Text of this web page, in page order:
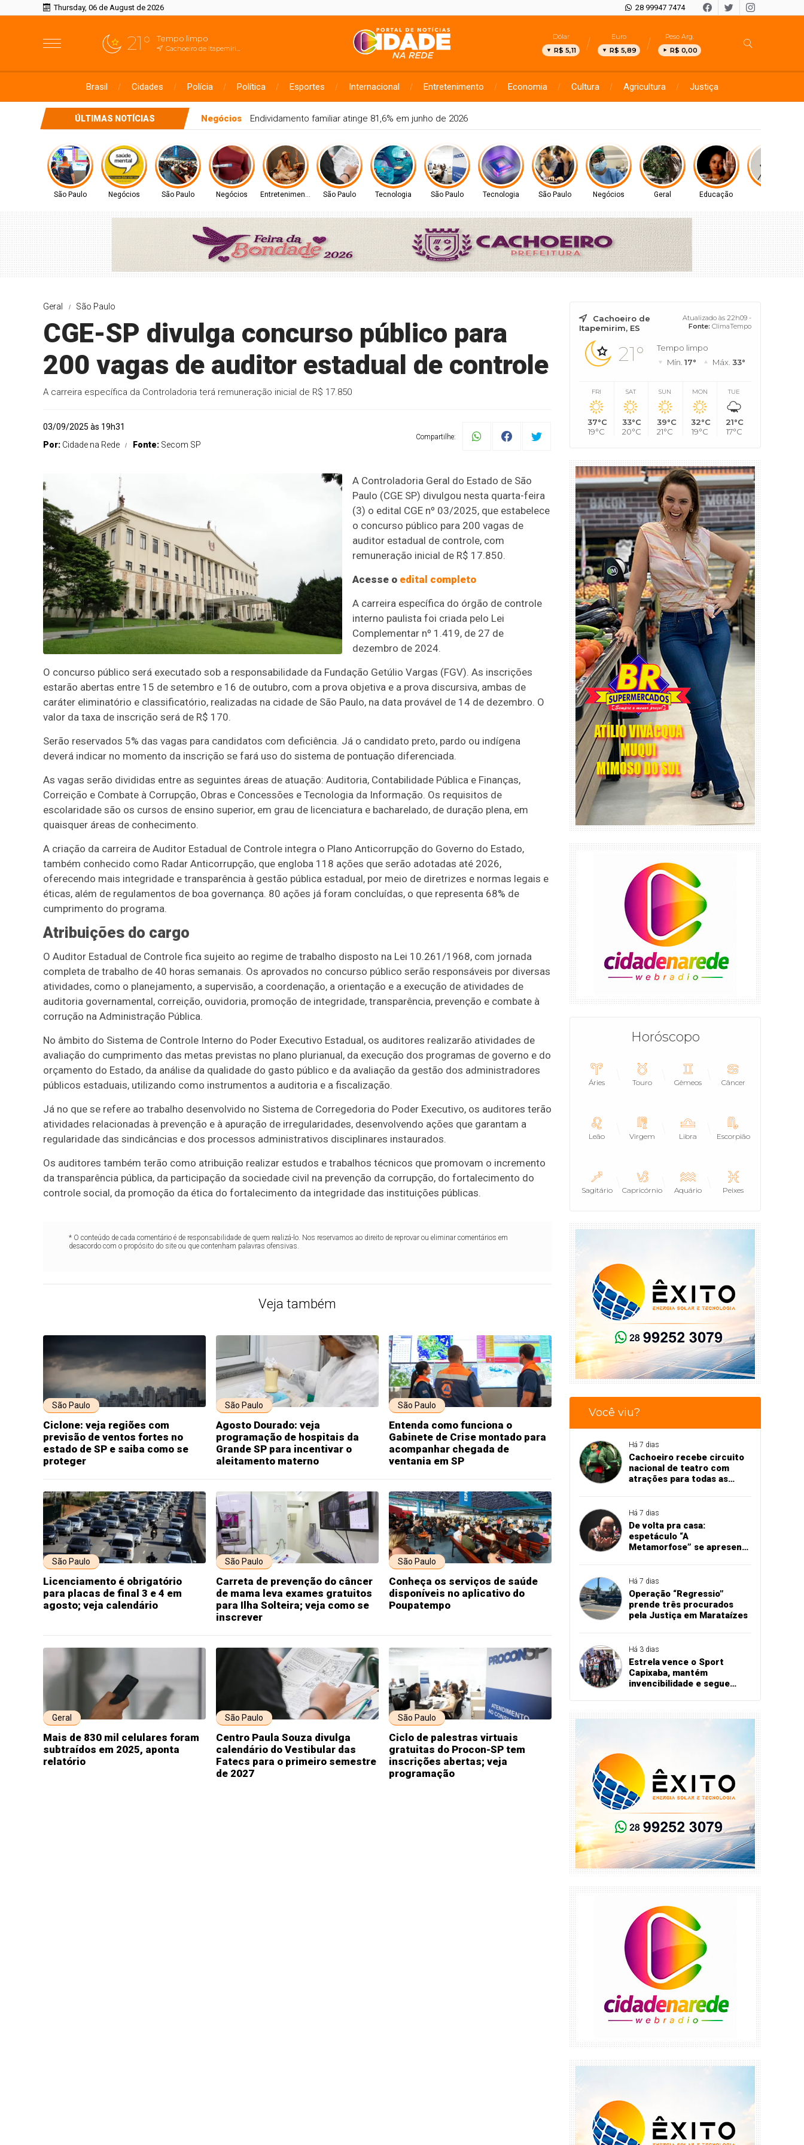
Thursday, 06 de August de 2026 28 99947 7474
21° Tempo limpo
Cachoeiro de Itapemirim, ES
Dólar
R$ 5,11
Euro
R$ 5,89
Peso Arg.
R$ 0,00
Brasil Cidades Polícia Política Esportes Internacional Entretenimento Economia Cultura Agricultura Justiça
ÚLTIMAS NOTÍCIAS
São Paulo Ciclone: veja regiões com previsão de ventos fortes no estado de SP e saiba como se proteger
São Paulo Negócios São Paulo Negócios Entretenimento São Paulo Tecnologia São Paulo Tecnologia São Paulo Negócios Geral Educação
Geral São Paulo
CGE-SP divulga concurso público para
200 vagas de auditor estadual de controle
A carreira específica da Controladoria terá remuneração inicial de R$ 17.850
03/09/2025 às 19h31
Por: Cidade na Rede Fonte: Secom SP
Compartilhe:
A Controladoria Geral do Estado de São
Paulo (CGE SP) divulgou nesta quarta-feira
(3) o edital CGE nº 03/2025, que estabelece
o concurso público para 200 vagas de
auditor estadual de controle, com
remuneração inicial de R$ 17.850.
Acesse o edital completo
A carreira específica do órgão de controle
interno paulista foi criada pelo Lei
Complementar nº 1.419, de 27 de
dezembro de 2024.
O concurso público será executado sob a responsabilidade da Fundação Getúlio Vargas (FGV). As inscrições
estarão abertas entre 15 de setembro e 16 de outubro, com a prova objetiva e a prova discursiva, ambas de
caráter eliminatório e classificatório, realizadas na cidade de São Paulo, na data provável de 14 de dezembro. O
valor da taxa de inscrição será de R$ 170.
Serão reservados 5% das vagas para candidatos com deficiência. Já o candidato preto, pardo ou indígena
deverá indicar no momento da inscrição se fará uso do sistema de pontuação diferenciada.
As vagas serão divididas entre as seguintes áreas de atuação: Auditoria, Contabilidade Pública e Finanças,
Correição e Combate à Corrupção, Obras e Concessões e Tecnologia da Informação. Os requisitos de
escolaridade são os cursos de ensino superior, em grau de licenciatura e bacharelado, de duração plena, em
quaisquer áreas de conhecimento.
A criação da carreira de Auditor Estadual de Controle integra o Plano Anticorrupção do Governo do Estado,
também conhecido como Radar Anticorrupção, que engloba 118 ações que serão adotadas até 2026,
oferecendo mais integridade e transparência à gestão pública estadual, por meio de diretrizes e normas legais e
éticas, além de regulamentos de boa governança. 80 ações já foram concluídas, o que representa 68% de
cumprimento do programa.
Atribuições do cargo
O Auditor Estadual de Controle fica sujeito ao regime de trabalho disposto na Lei 10.261/1968, com jornada
completa de trabalho de 40 horas semanais. Os aprovados no concurso público serão responsáveis por diversas
atividades, como o planejamento, a supervisão, a coordenação, a orientação e a execução de atividades de
auditoria governamental, correição, ouvidoria, promoção de integridade, transparência, prevenção e combate à
corrução na Administração Pública.
No âmbito do Sistema de Controle Interno do Poder Executivo Estadual, os auditores realizarão atividades de
avaliação do cumprimento das metas previstas no plano plurianual, da execução dos programas de governo e do
orçamento do Estado, da análise da qualidade do gasto público e da avaliação da gestão dos administradores
públicos estaduais, utilizando como instrumentos a auditoria e a fiscalização.
Já no que se refere ao trabalho desenvolvido no Sistema de Corregedoria do Poder Executivo, os auditores terão
atividades relacionadas à prevenção e à apuração de irregularidades, desenvolvendo ações que garantam a
regularidade das sindicâncias e dos processos administrativos disciplinares instaurados.
Os auditores também terão como atribuição realizar estudos e trabalhos técnicos que promovam o incremento
da transparência pública, da participação da sociedade civil na prevenção da corrupção, do fortalecimento do
controle social, da promoção da ética do fortalecimento da integridade das instituições públicas.
* O conteúdo de cada comentário é de responsabilidade de quem realizá-lo. Nos reservamos ao direito de reprovar ou eliminar comentários em
desacordo com o propósito do site ou que contenham palavras ofensivas.
Veja também
São Paulo
Ciclone: veja regiões com
previsão de ventos fortes no
estado de SP e saiba como se
proteger
São Paulo
Agosto Dourado: veja
programação de hospitais da
Grande SP para incentivar o
aleitamento materno
São Paulo
Entenda como funciona o
Gabinete de Crise montado para
acompanhar chegada de
ventania em SP
São Paulo
Licenciamento é obrigatório
para placas de final 3 e 4 em
agosto; veja calendário
São Paulo
Carreta de prevenção do câncer
de mama leva exames gratuitos
para Ilha Solteira; veja como se
inscrever
São Paulo
Conheça os serviços de saúde
disponíveis no aplicativo do
Poupatempo
Geral
Mais de 830 mil celulares foram
subtraídos em 2025, aponta
relatório
São Paulo
Centro Paula Souza divulga
calendário do Vestibular das
Fatecs para o primeiro semestre
de 2027
São Paulo
Ciclo de palestras virtuais
gratuitas do Procon-SP tem
inscrições abertas; veja
programação
Cachoeiro de
Itapemirim, ES
Atualizado às 22h09 -
Fonte: ClimaTempo
21°
Tempo limpo
Mín. 17° Máx. 33°
FRI
37°C
19°C
SAT
33°C
20°C
SUN
39°C
21°C
MON
32°C
19°C
TUE
21°C
17°C
Horóscopo
Áries Touro Gêmeos Câncer
Leão Virgem Libra Escorpião
Sagitário Capricórnio Aquário Peixes
Você viu?
Há 7 dias
Cachoeiro recebe circuito
nacional de teatro com
atrações para todas as
Há 7 dias
De volta pra casa:
espetáculo “A
Metamorfose” se apresenta
Há 7 dias
Operação “Regressio”
prende três procurados
pela Justiça em Marataízes
Há 3 dias
Estrela vence o Sport
Capixaba, mantém
invencibilidade e segue